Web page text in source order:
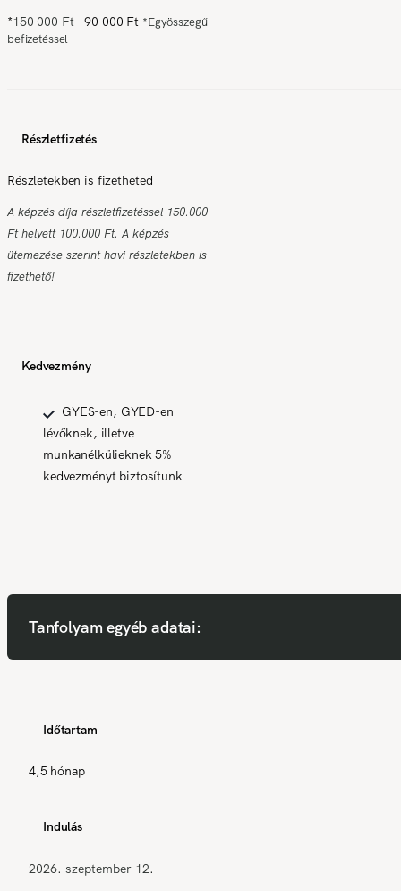
*150 000 Ft 90 000 Ft *Egyösszegű
befizetéssel
Részletfizetés
Részletekben is fizetheted
A képzés díja részletfizetéssel 150.000
Ft helyett 100.000 Ft. A képzés
ütemezése szerint havi részletekben is
fizethető!
Kedvezmény
GYES-en, GYED-en
lévőknek, illetve
munkanélkülieknek 5%
kedvezményt biztosítunk
Tanfolyam egyéb adatai:
Időtartam
4,5 hónap
Indulás
2026. szeptember 12.